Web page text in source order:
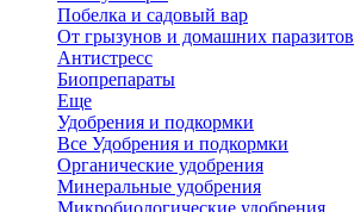
Побелка и садовый вар
От грызунов и домашних паразитов
Антистресс
Биопрепараты
Еще
Удобрения и подкормки
Все Удобрения и подкормки
Органические удобрения
Минеральные удобрения
Микробиологические удобрения